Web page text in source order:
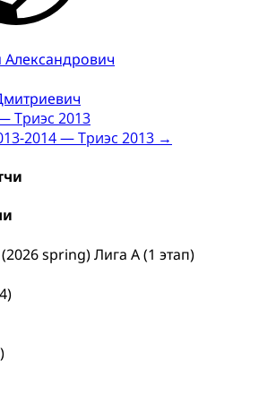
Александрович
Триэс 2013
2014 — Триэс 2013 →
spring) Лига А (1 этап)